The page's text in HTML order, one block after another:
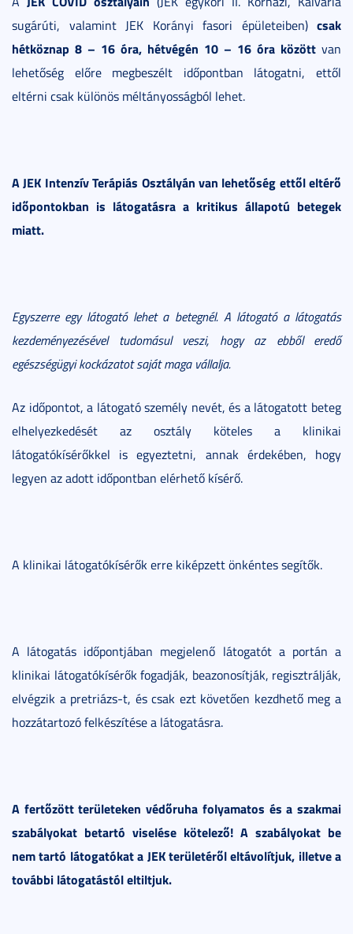
sugárúti, valamint JEK Korányi fasori épületeiben) csak
hétköznap 8 – 16 óra, hétvégén 10 – 16 óra között van
lehetőség előre megbeszélt időpontban látogatni, ettől
eltérni csak különös méltányosságból lehet.
A JEK Intenzív Terápiás Osztályán van lehetőség ettől eltérő
időpontokban is látogatásra a kritikus állapotú betegek
miatt.
Egyszerre egy látogató lehet a betegnél. A látogató a látogatás
kezdeményezésével tudomásul veszi, hogy az ebből eredő
egészségügyi kockázatot saját maga vállalja.
Az időpontot, a látogató személy nevét, és a látogatott beteg
elhelyezkedését az osztály köteles a klinikai
látogatókísérőkkel is egyeztetni, annak érdekében, hogy
legyen az adott időpontban elérhető kísérő.
A klinikai látogatókísérők erre kiképzett önkéntes segítők.
A látogatás időpontjában megjelenő látogatót a portán a
klinikai látogatókísérők fogadják, beazonosítják, regisztrálják,
elvégzik a pretriázs-t, és csak ezt követően kezdhető meg a
hozzátartozó felkészítése a látogatásra.
A fertőzött területeken védőruha folyamatos és a szakmai
szabályokat betartó viselése kötelező! A szabályokat be
nem tartó látogatókat a JEK területéről eltávolítjuk, illetve a
további látogatástól eltiltjuk.